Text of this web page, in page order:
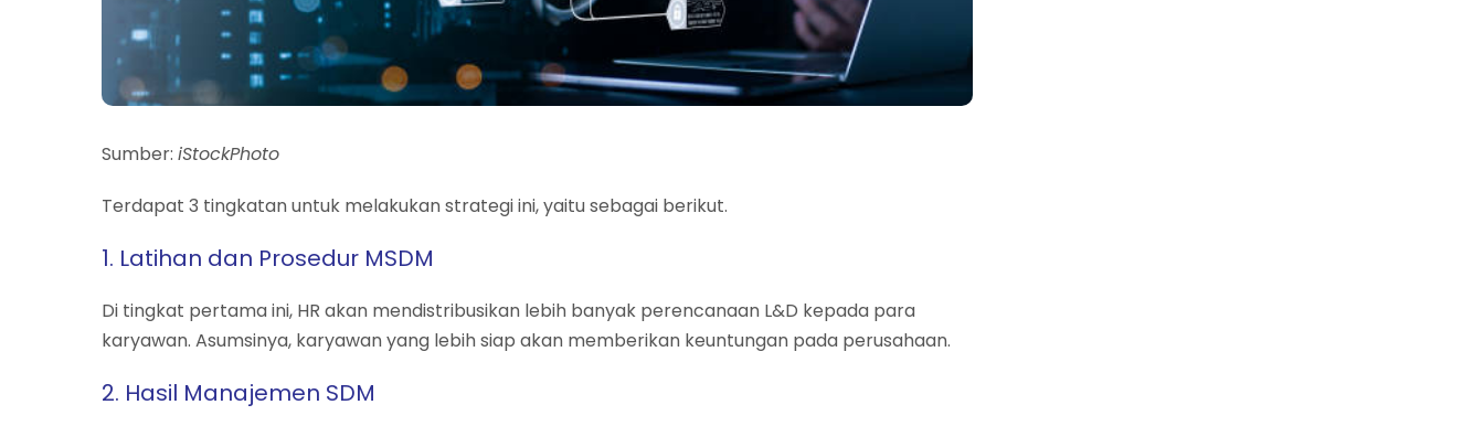
Sumber: iStockPhoto
Terdapat 3 tingkatan untuk melakukan strategi ini, yaitu sebagai berikut.
1. Latihan dan Prosedur MSDM
Di tingkat pertama ini, HR akan mendistribusikan lebih banyak perencanaan L&D kepada para
karyawan. Asumsinya, karyawan yang lebih siap akan memberikan keuntungan pada perusahaan.
2. Hasil Manajemen SDM